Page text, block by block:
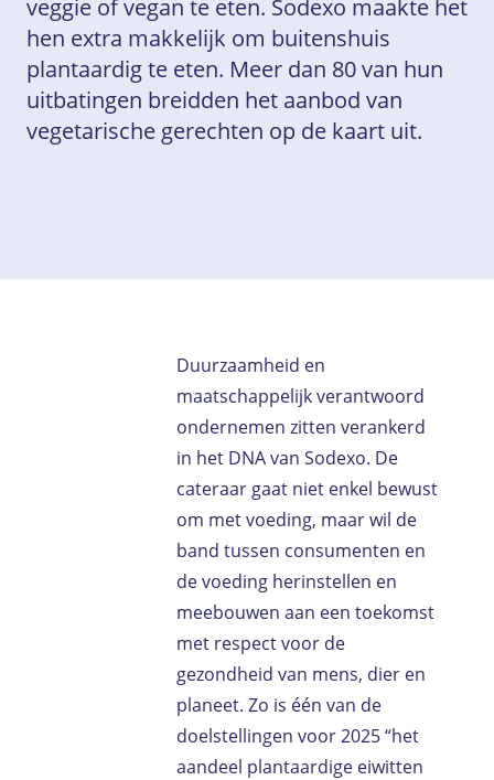
veggie of vegan te eten. Sodexo maakte het
hen extra makkelijk om buitenshuis
plantaardig te eten. Meer dan 80 van hun
uitbatingen breidden het aanbod van
vegetarische gerechten op de kaart uit.
Duurzaamheid en
maatschappelijk verantwoord
ondernemen zitten verankerd
in het DNA van Sodexo. De
cateraar gaat niet enkel bewust
om met voeding, maar wil de
band tussen consumenten en
de voeding herinstellen en
meebouwen aan een toekomst
met respect voor de
gezondheid van mens, dier en
planeet. Zo is één van de
doelstellingen voor 2025 “het
aandeel plantaardige eiwitten